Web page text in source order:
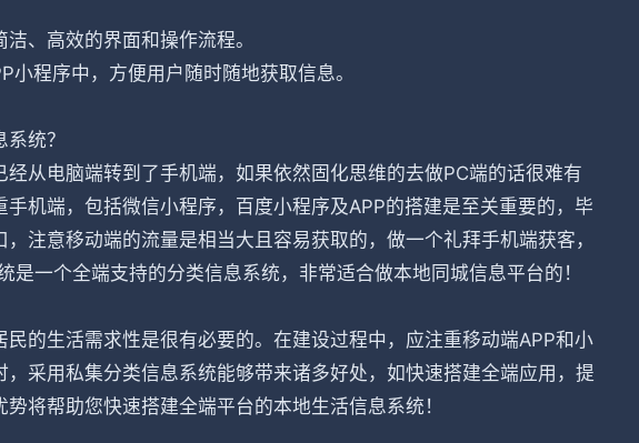
、高效的界面和操作流程。
程序中，方便用户随时随地获取信息。
统？
从电脑端转到了手机端，如果依然固化思维的去做PC端的话很难有
机端，包括微信小程序，百度小程序及APP的搭建是至关重要的，毕
注意移动端的流量是相当大且容易获取的，做一个礼拜手机端获客，
一个全端支持的分类信息系统，非常适合做本地同城信息平台的！
的生活需求性是很有必要的。在建设过程中，应注重移动端APP和小
采用私集分类信息系统能够带来诸多好处，如快速搭建全端应用，提
将帮助您快速搭建全端平台的本地生活信息系统！